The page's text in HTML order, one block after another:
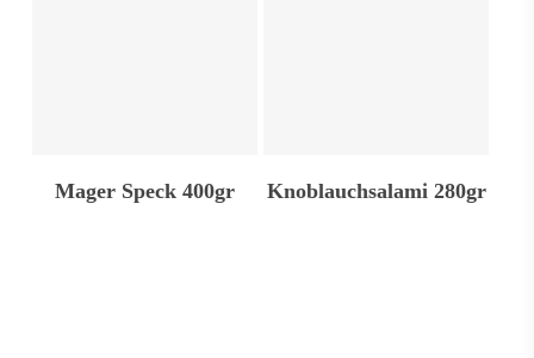
Mager Speck 400gr
In Den Warenkorb
Knoblauchsalami 280gr